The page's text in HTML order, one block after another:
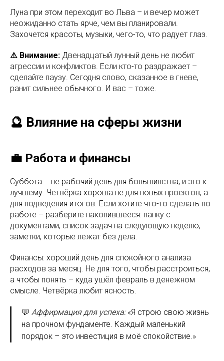
Луна при этом переходит во Льва – и вечер может
неожиданно стать ярче, чем вы планировали.
Захочется красоты, музыки, чего-то, что радует глаз.
⚠️ Внимание: Двенадцатый лунный день не любит
агрессии и конфликтов. Если кто-то раздражает –
сделайте паузу. Сегодня слово, сказанное в гневе,
ранит сильнее обычного. И вас – тоже.
🔮 Влияние на сферы жизни
💼 Работа и финансы
Суббота – не рабочий день для большинства, и это к
лучшему. Четвёрка хороша не для новых проектов, а
для подведения итогов. Если хотите что-то сделать по
работе – разберите накопившееся: папку с
документами, список задач на следующую неделю,
заметки, которые лежат без дела.
Финансы: хороший день для спокойного анализа
расходов за месяц. Не для того, чтобы расстроиться,
а чтобы понять – куда ушёл февраль в денежном
смысле. Четвёрка любит ясность.
💬 Аффирмация для успеха:«Я строю свою жизнь
на прочном фундаменте. Каждый маленький
порядок – это инвестиция в моё спокойствие.»